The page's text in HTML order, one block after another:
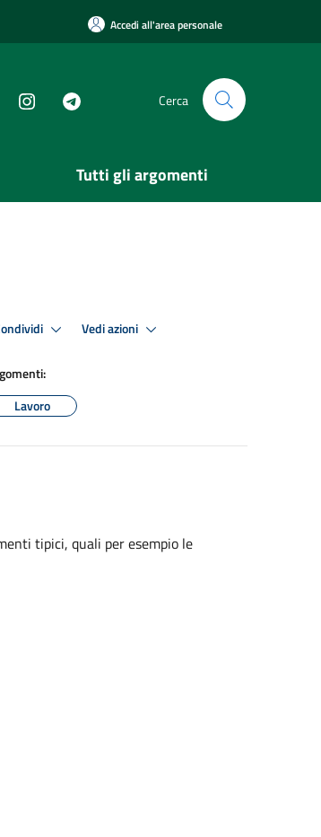
Accedi all'area personale
Cerca
Tutti gli argomenti
Vedi azioni
Lavoro
tipici, quali per esempio le